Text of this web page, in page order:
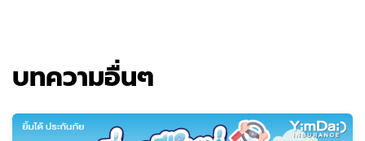
บทความอื่นๆ